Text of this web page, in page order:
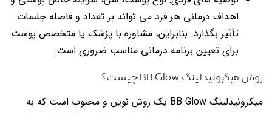
اهداف درمانی هر فرد می تواند بر تعداد و فاصله جلسات
تأثیر بگذارد. بنابراین، مشاوره با پزشک یا متخصص پوست
برای تعیین برنامه درمانی مناسب ضروری است.
روش میکرونیدلینگ BB Glow چیست؟
میکرونیدلینگ BB Glow یک روش نوین و محبوب است که به